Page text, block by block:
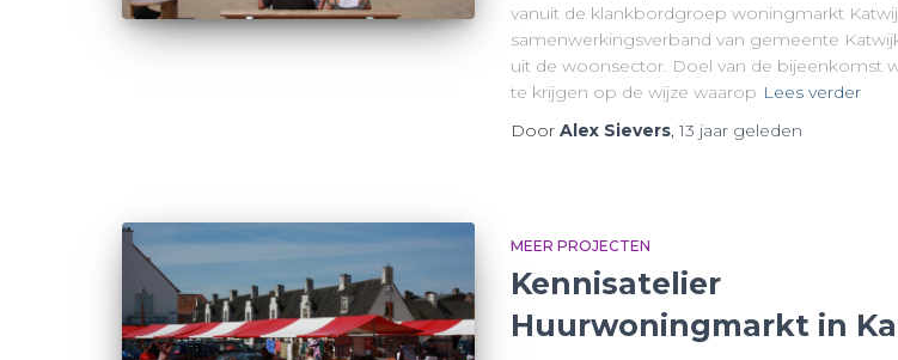
vanuit de klankbordgroep woningmarkt
samenwerkingsverband van gemeente
uit de woonsector. Doel van de bijeenkomst
te krijgen op de wijze waarop Lees verder
Door Alex Sievers,13 jaar geleden
MEER PROJECTEN
Kennisatelier
Huurwoningmarkt in